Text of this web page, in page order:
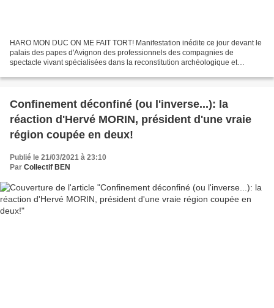
HARO MON DUC ON ME FAIT TORT! Manifestation inédite ce jour devant le
palais des papes d'Avignon des professionnels des compagnies de
spectacle vivant spécialisées dans la reconstitution archéologique et
Confinement déconfiné (ou l'inverse...): la
réaction d'Hervé MORIN, président d'une vraie
région coupée en deux!
Publié le 21/03/2021 à 23:10
Par Collectif BEN